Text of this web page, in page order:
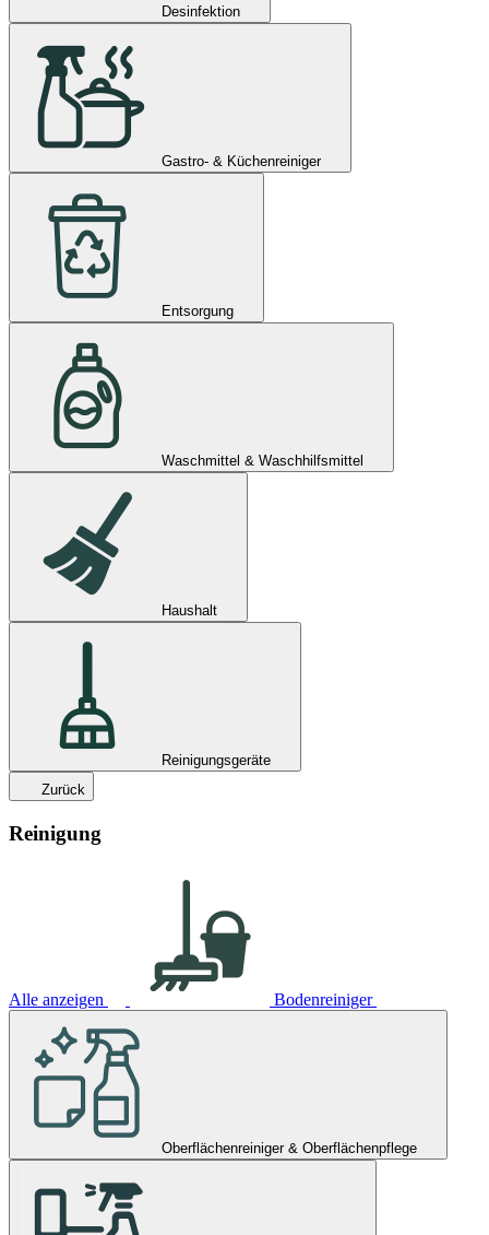
Desinfektion
Gastro- & Küchenreiniger
Entsorgung
Waschmittel & Waschhilfsmittel
Haushalt
Reinigungsgeräte
Zurück
Reinigung
Alle anzeigen Bodenreiniger
Oberflächenreiniger & Oberflächenpflege